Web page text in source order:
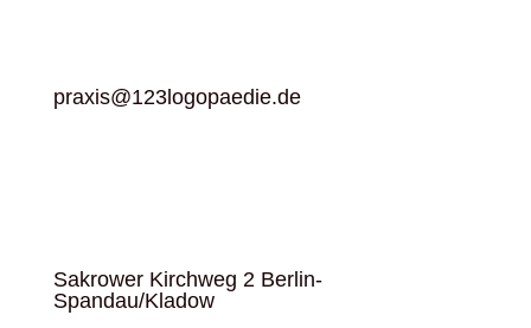
praxis@123logopaedie.de
Sakrower Kirchweg 2 Berlin-
Spandau/Kladow